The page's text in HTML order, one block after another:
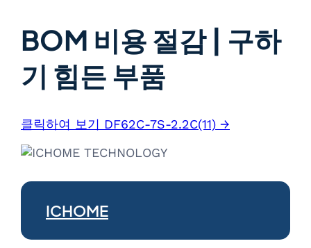
BOM 비용 절감 | 구하
기 힘든 부품
클릭하여 보기 DF62C-7S-2.2C(11) →
ICHOME